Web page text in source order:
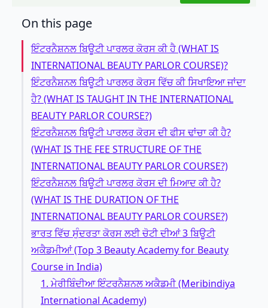
On this page
ਇੰਟਰਨੈਸ਼ਨਲ ਬਿਊਟੀ ਪਾਰਲਰ ਕੋਰਸ ਕੀ ਹੈ (WHAT IS
INTERNATIONAL BEAUTY PARLOR COURSE)?
ਇੰਟਰਨੈਸ਼ਨਲ ਬਿਊਟੀ ਪਾਰਲਰ ਕੋਰਸ ਵਿੱਚ ਕੀ ਸਿਖਾਇਆ ਜਾਂਦਾ
ਹੈ? (WHAT IS TAUGHT IN THE INTERNATIONAL
BEAUTY PARLOR COURSE?)
ਇੰਟਰਨੈਸ਼ਨਲ ਬਿਊਟੀ ਪਾਰਲਰ ਕੋਰਸ ਦੀ ਫੀਸ ਢਾਂਚਾ ਕੀ ਹੈ?
(WHAT IS THE FEE STRUCTURE OF THE
INTERNATIONAL BEAUTY PARLOR COURSE?)
ਇੰਟਰਨੈਸ਼ਨਲ ਬਿਊਟੀ ਪਾਰਲਰ ਕੋਰਸ ਦੀ ਮਿਆਦ ਕੀ ਹੈ?
(WHAT IS THE DURATION OF THE
INTERNATIONAL BEAUTY PARLOR COURSE?)
ਭਾਰਤ ਵਿੱਚ ਸੁੰਦਰਤਾ ਕੋਰਸ ਲਈ ਚੋਟੀ ਦੀਆਂ 3 ਬਿਊਟੀ
ਅਕੈਡਮੀਆਂ (Top 3 Beauty Academy for Beauty
Course in India)
1. ਮੇਰੀਬਿੰਦੀਆ ਇੰਟਰਨੈਸ਼ਨਲ ਅਕੈਡਮੀ (Meribindiya
International Academy)